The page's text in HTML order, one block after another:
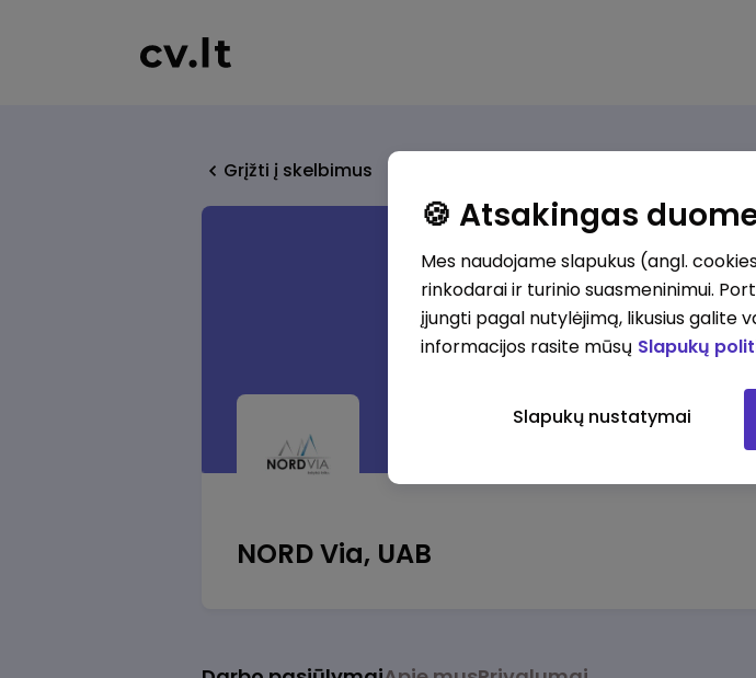
Grįžti į skelbimus
NORD Via, UAB
🍪 Atsakingas
Mes naudojame slapukus (angl.
rinkodarai ir turinio suasmeninimui.
įjungti pagal nutylėjimą, likusius galite
informacijos rasite mūsų Slapukų
Slapukų nustatymai